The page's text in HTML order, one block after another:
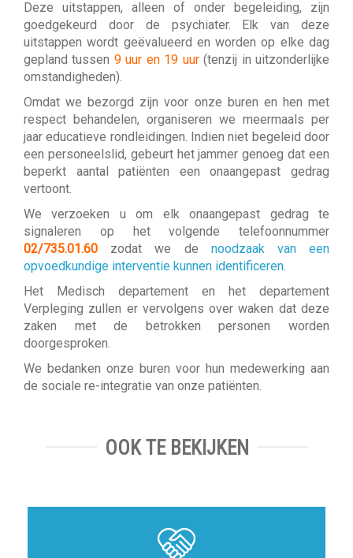
Deze uitstappen, alleen of onder begeleiding, zijn
goedgekeurd door de psychiater. Elk van deze
uitstappen wordt geëvalueerd en worden op elke dag
gepland tussen 9 uur en 19 uur(tenzij in uitzonderlijke
omstandigheden).
Omdat we bezorgd zijn voor onze buren en hen met
respect behandelen, organiseren we meermaals per
jaar educatieve rondleidingen. Indien niet begeleid door
een personeelslid, gebeurt het jammer genoeg dat een
beperkt aantal patiënten een onaangepast gedrag
vertoont.
We verzoeken u om elk onaangepast gedrag te
signaleren op het volgende telefoonnummer
02/735.01.60 zodat we de noodzaak van een
opvoedkundige interventie kunnen identificeren.
Het Medisch departement en het departement
Verpleging zullen er vervolgens over waken dat deze
zaken met de betrokken personen worden
doorgesproken.
We bedanken onze buren voor hun medewerking aan
de sociale re-integratie van onze patiënten.
OOK TE BEKIJKEN